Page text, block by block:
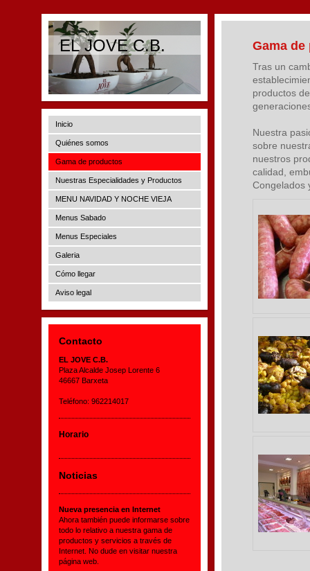
EL JOVE C.B.
Inicio
Quiénes somos
Gama de productos
Nuestras Especialidades y Productos
MENU NAVIDAD Y NOCHE VIEJA
Menus Sabado
Menus Especiales
Galeria
Cómo llegar
Aviso legal
Contacto
EL JOVE C.B.
Plaza Alcalde Josep Lorente 6
46667 Barxeta
Teléfono: 962214017
Horario
Noticias
Nueva presencia en Internet
Ahora también puede informarse sobre
todo lo relativo a nuestra gama de
productos y servicios a través de
Internet. No dude en visitar nuestra
página web.
Gama
Tras un
productos
Nuestra
sobre
nuestros
calidad,
Congelados